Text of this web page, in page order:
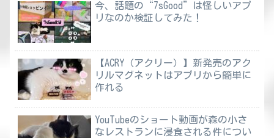
今、話題の“7sGood”は怪しいアプ
リなのか検証してみた！
【ACRY（アクリー）】新発売のアク
リルマグネットはアプリから簡単に
作れる
YouTubeのショート動画が森の小さ
なレストランに浸食される件につい